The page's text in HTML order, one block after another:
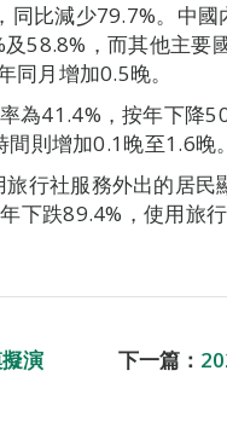
比減少79.7%。中
58.8%，而其他主要
月增加0.5晚。
為41.4%，按年下降
則增加0.1晚至1.6晚。
行社服務外出的居民
下跌89.4%，使用旅
演
下一篇：